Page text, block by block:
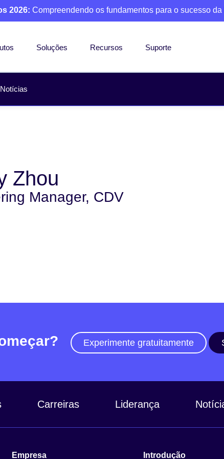
2026: Compreendendo os fundamentos para o sucesso da
Soluções Recursos Suporte
Notícias
Zhou
Manager, CDV
Experimente gratuitamente
Carreiras Liderança
Empresa Introdução